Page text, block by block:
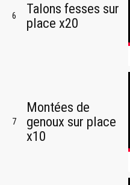
6
Talons fesses sur
place x20
7
Montées de
genoux sur place
x10